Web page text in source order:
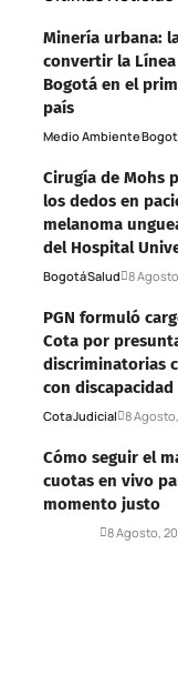
Minería urbana:
convertir la
Bogotá en el
país
Medio Ambiente
Cirugía de Mohs
los dedos en
melanoma
del Hospital
BogotáSalud 8
PGN formuló
Cota por
discriminatorias
con discapacidad
CotaJudicial 8
Cómo seguir el
cuotas en vivo
momento justo
8 Agosto,